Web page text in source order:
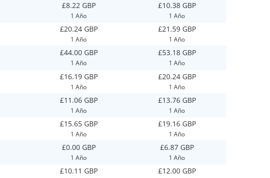
£8.22 GBP
1 Año
£10.38 GBP
1 Año
£20.24 GBP
1 Año
£21.59 GBP
1 Año
£44.00 GBP
1 Año
£53.18 GBP
1 Año
£16.19 GBP
1 Año
£20.24 GBP
1 Año
£11.06 GBP
1 Año
£13.76 GBP
1 Año
£15.65 GBP
1 Año
£19.16 GBP
1 Año
£0.00 GBP
1 Año
£6.87 GBP
1 Año
£10.11 GBP £12.00 GBP